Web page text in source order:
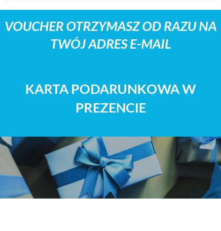
VOUCHER OTRZYMASZ OD RAZU NA
TWÓJ ADRES E-MAIL
KARTA PODARUNKOWA W
PREZENCIE